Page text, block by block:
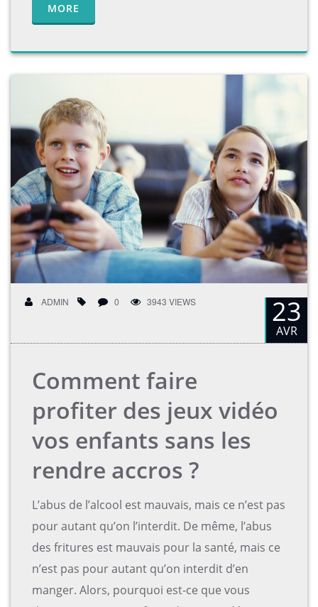
MORE
ADMIN 0 3943 VIEWS 23
AVR
Comment faire
profiter des jeux vidéo
vos enfants sans les
rendre accros ?
L’abus de l’alcool est mauvais, mais ce n’est pas
pour autant qu’on l’interdit. De même, l’abus
des fritures est mauvais pour la santé, mais ce
n’est pas pour autant qu’on interdit d’en
manger. Alors, pourquoi est-ce que vous